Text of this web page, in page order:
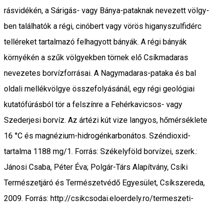
rásvidékén, a Sárigás- vagy Bánya-pataknak nevezett völgy­
ben találhatók a régi, cinóbert vagy vörös higanyszulfidérc
telléreket tartalmazó felhagyott bányák. A régi bányák
környékén a szűk völgyekben törnek elő Csíkmadaras
nevezetes borvízforrásai. A Nagymadaras-pataka és bal
oldali mellékvölgye összefolyásánál, egy régi geológiai
kutatófúrásból tör a felszínre a Fehér­kavicsos- vagy
Szederjesi borvíz. Az ártézi kút vize langyos, hőmérséklete
16 °C és magnézium-hidrogénkarbonátos. Széndioxid-
tartalma 1188 mg/1. Forrás: Székelyföld borvízei, szerk.:
Jánosi Csaba, Péter Éva; Polgár-Társ Alapítvány, Csíki
Természetjáró és Természetvédő Egyesület, Csíkszereda,
2009. Forrás: http://csikcsodai.eloerdely.ro/termeszeti-